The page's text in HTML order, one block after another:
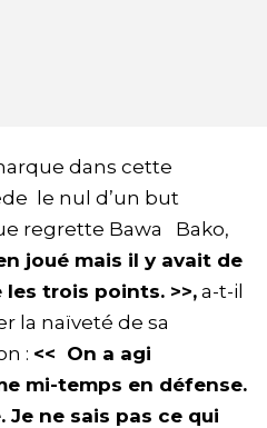
dans cette
le nul d’un but
regrette Bawa Bako,
joué mais il y avait de
trois points. >>, a-t-il
la naïveté de sa
: << On a agi
mi-temps en défense.
Je ne sais pas ce qui